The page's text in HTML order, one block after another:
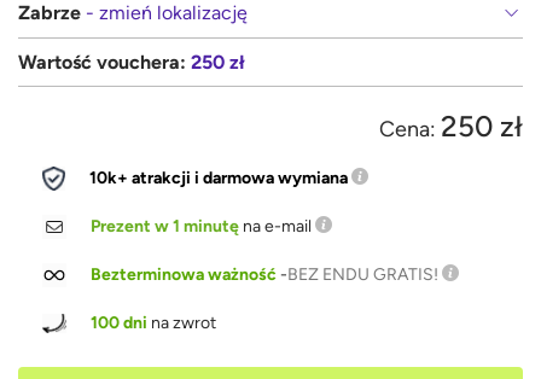
Zabrze - zmień lokalizację
Wartość vouchera: 250 zł
Cena: 250 zł
10k+ atrakcji i darmowa wymiana
Prezent w 1 minutę na e-mail
Bezterminowa ważność-BEZ ENDU GRATIS!
100 dni na zwrot